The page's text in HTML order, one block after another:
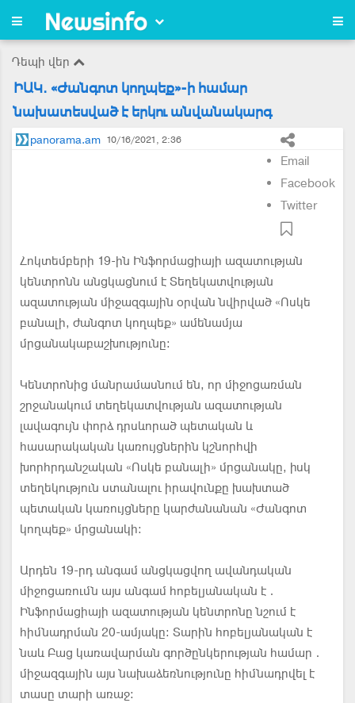
Դեպի վեր
ԻԱԿ. «Ժանգոտ կողպեք»-ի համար
նախատեսված է երկու անվանակարգ
panorama.am 10/16/2021, 2:36
Email
Facebook
Twitter
Հոկտեմբերի 19-ին Ինֆորմացիայի ազատության
կենտրոնն անցկացնում է Տեղեկատվության
ազատության միջազգային օրվան նվիրված «Ոսկե
բանալի, ժանգոտ կողպեք» ամենամյա
մրցանակաբաշխությունը:
Կենտրոնից մանրամասնում են, որ միջոցառման
շրջանակում տեղեկատվության ազատության
լավագույն փորձ դրսևորած պետական և
հասարակական կառույցներին կշնորհվի
խորհրդանշական «Ոսկե բանալի» մրցանակը, իսկ
տեղեկություն ստանալու իրավունքը խախտած
պետական կառույցները կարժանանան «Ժանգոտ
կողպեք» մրցանակի։
Արդեն 19-րդ անգամ անցկացվող ավանդական
միջոցառումն այս անգամ հոբելյանական է․
Ինֆորմացիայի ազատության կենտրոնը նշում է
հիմնադրման 20-ամյակը։ Տարին հոբելյանական է
նաև Բաց կառավարման գործընկերության համար․
միջազգային այս նախաձեռնությունը հիմնադրվել է
տասը տարի առաջ։